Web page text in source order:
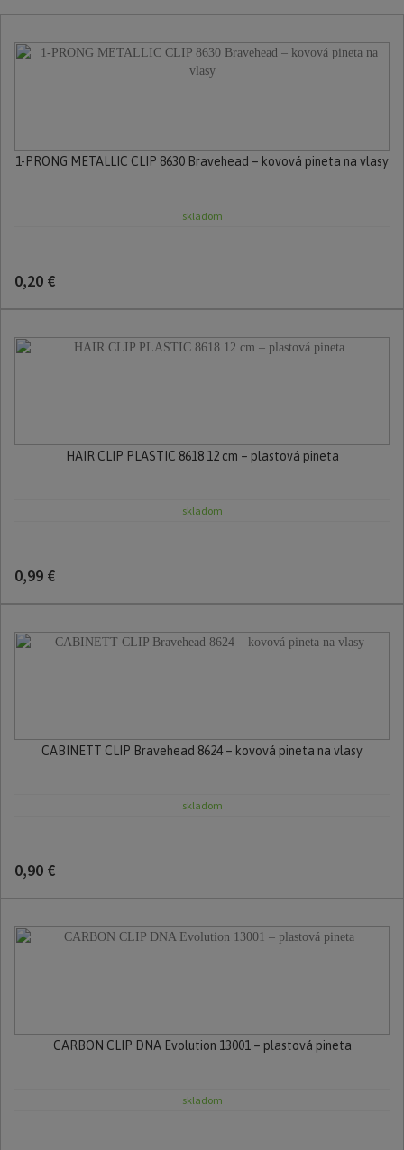
1-PRONG METALLIC CLIP 8630 Bravehead – kovová pineta na vlasy
skladom
0,20 €
HAIR CLIP PLASTIC 8618 12 cm – plastová pineta
skladom
0,99 €
CABINETT CLIP Bravehead 8624 – kovová pineta na vlasy
skladom
0,90 €
CARBON CLIP DNA Evolution 13001 – plastová pineta
skladom